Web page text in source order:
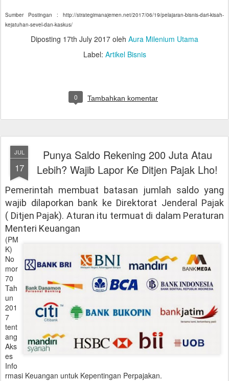
Sumber Postingan : http://strategimanajemen.net/2017/06/19/pelajaran-bisnis-dari-kisah-
kejatuhan-sevel-dan-kaskus/
Diposting 17th July 2017 oleh Aura Milenium Utama
Label: Artikel Bisnis
0 Tambahkan komentar
JUL
17
Punya Saldo Rekening 200 Juta Atau
Lebih? Wajib Lapor Ke Ditjen Pajak Lho!
Pemerintah membuat batasan jumlah saldo yang
wajib dilaporkan bank ke Direktorat Jenderal Pajak
( Ditjen Pajak). Aturan itu termuat di dalam Peraturan
Menteri Keuangan
(PM
K)
No
mor
70
Tah
un
201
7
tent
ang
Aks
es
Info
rmasi Keuangan untuk Kepentingan Perpajakan.